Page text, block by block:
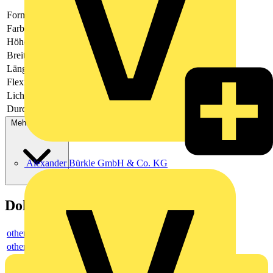
Alexander Bürkle GmbH & Co. KG
Form
rechteckig
Farbe
Höhe
Breite
Länge
Flexibel
Lichtstrom
Durchmesser
Mehr anzeigen
Dokumente
others
others